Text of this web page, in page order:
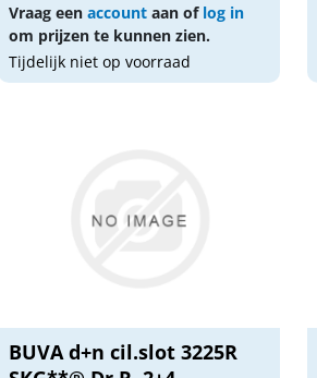
Vraag eenaccount aan of log in
om prijzen te kunnen zien.
Tijdelijk niet op voorraad
BUVA d+n cil.slot 3225R